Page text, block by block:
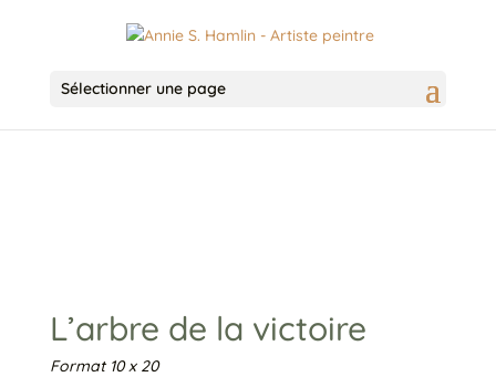
Sélectionner une page
L’arbre de la victoire
Format 10 x 20